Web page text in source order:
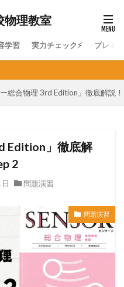
物理教室
学習 実力チェック⚡ プレミ
ー総合物理 3rd Edition」徹底解説
Edition」徹底解
2
問題演習
問題演習